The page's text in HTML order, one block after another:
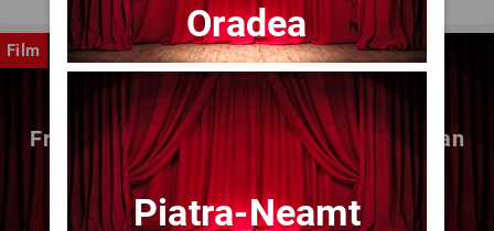
Film
Fragmente dintr-un atelier – (regia Bogdan
Mureșanu) – AG
Oradea
Piatra-Neamt